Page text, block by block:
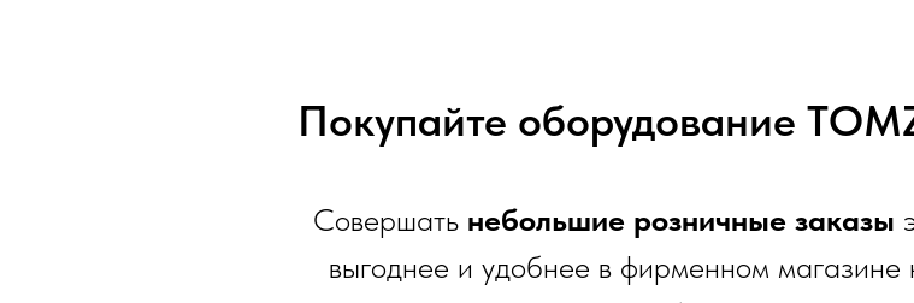
Покупайте оборудование
Совершать небольшие розничные заказы
выгоднее и удобнее в фирменном магазине